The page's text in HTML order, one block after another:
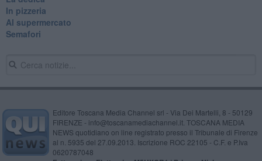
In pizzeria
Al supermercato
Semafori
Editore Toscana Media Channel srl - Via Dei Martelli, 8 - 50129
FIRENZE - info@toscanamediachannel.it. TOSCANA MEDIA
NEWS quotidiano on line registrato presso il Tribunale di Firenze
al n. 5935 del 27.09.2013. Iscrizione ROC 22105 - C.F. e P.Iva
0620787048